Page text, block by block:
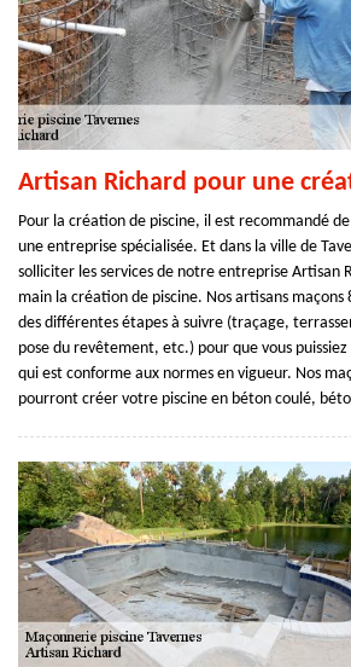
Artisan Richard pour une
Pour la création de piscine, il est recommandé
une entreprise spécialisée. Et dans la ville de
solliciter les services de notre entreprise Artisan
main la création de piscine. Nos artisans maçons
des différentes étapes à suivre (traçage,
pose du revêtement, etc.) pour que vous
qui est conforme aux normes en vigueur. Nos
pourront créer votre piscine en béton coulé,